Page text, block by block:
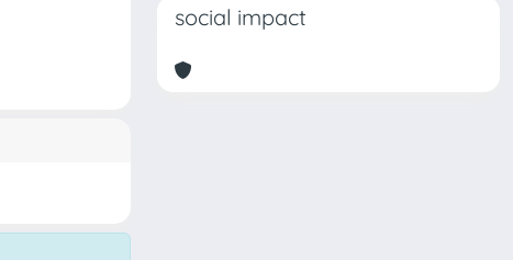
social impact